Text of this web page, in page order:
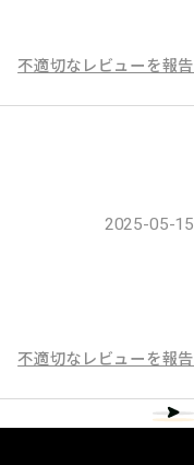
不適切なレビューを報告
2025-05-15
不適切なレビューを報告